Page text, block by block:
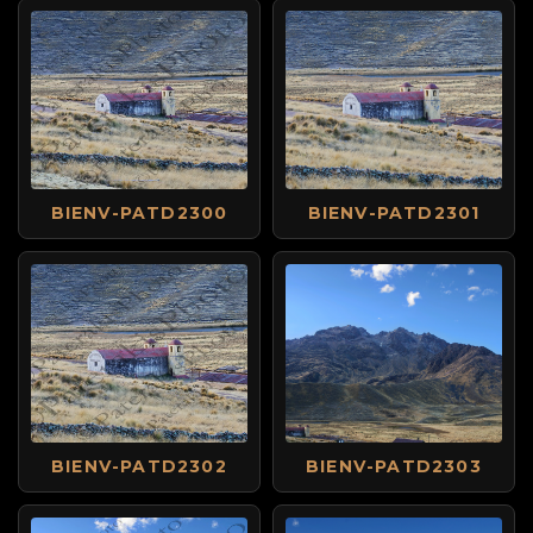
BIENV-PATD2300 BIENV-PATD2301
BIENV-PATD2302 BIENV-PATD2303